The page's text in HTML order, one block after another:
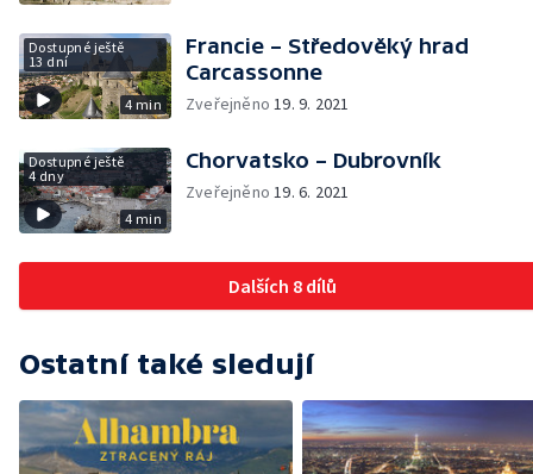
Dostupné ještě
13 dní
4 min
Francie – Středověký hrad
Carcassonne
Zveřejněno19. 9. 2021
Dostupné ještě
4 dny
4 min
Chorvatsko – Dubrovník
Zveřejněno19. 6. 2021
Dalších 8 dílů
Ostatní také sledují